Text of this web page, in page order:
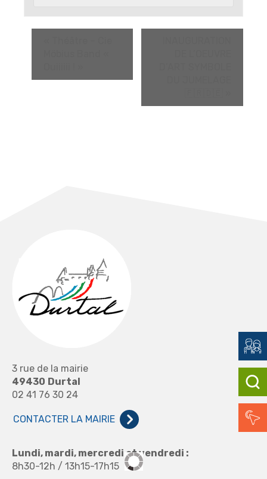
3 rue de la mairie
49430 Durtal
02 41 76 30 24
CONTACTER LA MAIRIE
Lundi, mardi, mercredi et vendredi :
8h30-12h / 13h15-17h15